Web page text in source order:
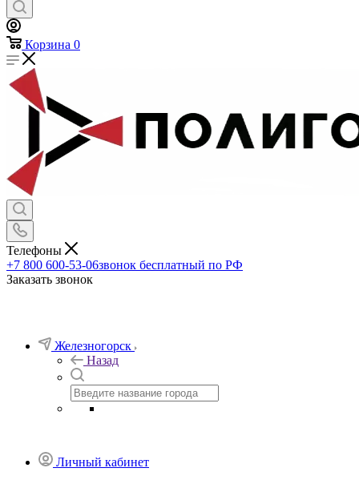
Корзина 0
Телефоны
+7 800 600-53-06звонок бесплатный по РФ
Заказать звонок
Железногорск
Назад
Личный кабинет